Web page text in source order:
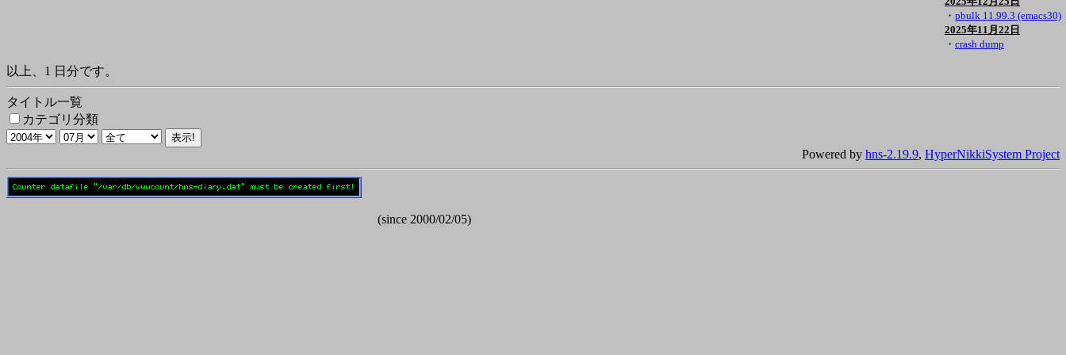
・ pbulk 11.99.3 (emacs30)
2025年11月22日
・ crash dump
以上、1 日分です。
タイトル一覧
カテゴリ分類
Powered by hns-2.19.9, HyperNikkiSystem Project
(since 2000/02/05)